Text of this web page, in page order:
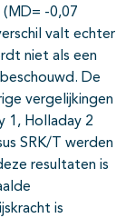
(MD= -0,07
valt echter
niet als een
De
vergelijkingen
1, Holladay 2
SRK/T werden
resultaten is
is